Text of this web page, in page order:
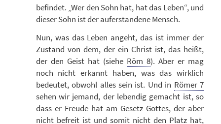
befindet. „Wer den Sohn hat, hat das Leben“, und
dieser Sohn ist der auferstandene Mensch.
Nun, was das Leben angeht, das ist immer der
Zustand von dem, der ein Christ ist, das heißt,
der den Geist hat (siehe Röm 8). Aber er mag
noch nicht erkannt haben, was das wirklich
bedeutet, obwohl alles sein ist. Und in Römer 7
sehen wir jemand, der lebendig gemacht ist, so
dass er Freude hat am Gesetz Gottes, der aber
nicht befreit ist und somit nicht den Platz hat,